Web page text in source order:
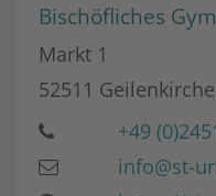
Bischöfliches
Markt 1
52511
+49
info@st-